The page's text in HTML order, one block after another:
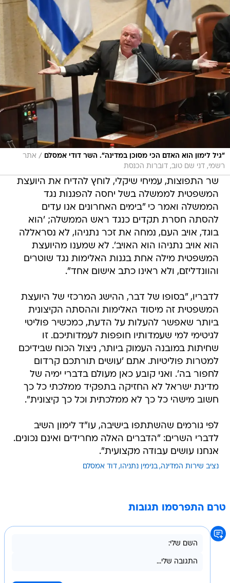
"גיל לימון הוא האדם הכי מסוכן במדינה". השר דודי אמסלם / אתר
רשמי, דני שם טוב, דוברות הכנסת
שר התפוצות, עמיחי שיקלי, לוחץ להדיח את היועצת
המשפטית לממשלה בשל יחסה להפגנות נגד
הממשלה ואמר כי "בימים האחרונים אנו עדים
להסתה חסרת תקדים כנגד ראש הממשלה; 'הוא
בוגד, אויב העם, נמחה את זכר נתניהו, לא נסראללה
הוא אויב נתניהו הוא האויב'. לא שמענו מהיועצת
המשפטית מילה אחת בגנות האלימות נגד שוטרים
והוונדליזם, ולא ראינו כתב אישום אחד".
לדבריו, "בסופו של דבר, ההישג המרכזי של היועצת
המשפטית זה מיסוד האלימות וההסתה הקיצונית
ביותר שאפשר להעלות על הדעת, כמכשיר פוליטי
לגיטימי למי שעמדותיו חופפות לעמדותיכם. זו
שחיתות במובנה העמוק ביותר, ניצול הכוח שבידיכם
למטרות פוליטיות. אתם 'עושים תורתכם קרדום
לחפור בה'. ואני קובע כאן מעולם בדברי ימיה של
מדינת ישראל לא החזיקה בתפקיד ממלכתי כל כך
חשוב מישהי כל כך לא ממלכתית וכל כך קיצונית".
לפי גורמים שהשתתפו בישיבה, עו"ד לימון השיב
לדברי השרים: "הדברים האלה מחרידים ואינם נכונים.
אנחנו עושים עבודה מקצועית".
נציב שירות המדינה בנימין נתניהו דוד אמסלם
טרם התפרסמו תגובות